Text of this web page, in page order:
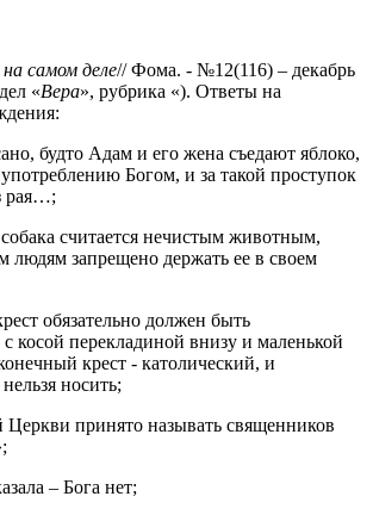
самом деле// Фома. - №12(116) – декабрь
«Вера», рубрика «). Ответы на
будто Адам и его жена съедают яблоко,
Богом, и за такой проступок
рая…;
считается нечистым животным,
запрещено держать ее в своем
обязательно должен быть
косой перекладиной внизу и маленькой
крест - католический, и
носить;
принято называть священников
– Бога нет;